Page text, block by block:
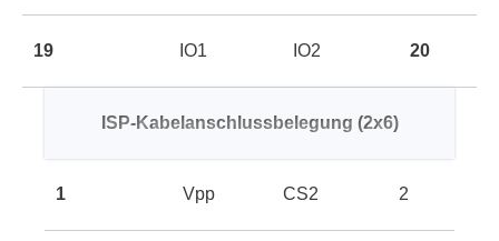
19 IO1 IO2 20
ISP-Kabelanschlussbelegung (2x6)
1 Vpp CS2 2